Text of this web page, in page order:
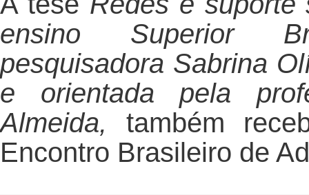
ensino Superior
pesquisadora Sabrina
e orientada pela
Almeida,
também
Encontro Brasileiro de